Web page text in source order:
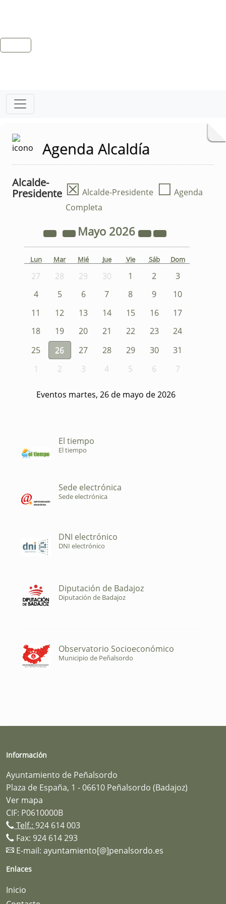
Agenda Alcaldía
Alcalde-
Presidente ☒ Alcalde-Presidente ☐ Agenda
Completa
Mayo 2026
Lun Mar Mié Jue Vie Sáb Dom
27 28 29 30 1 2
3
4
5 6 7 8 9
10
11
12 13 14 15 16
17
18
19 20 21 22 23
24
25
26 27 28 29 30
31
1
2 3 4 5 6 7
Eventos martes, 26 de mayo de 2026
El tiempo
El tiempo
Sede electrónica
Sede electrónica
DNI electrónico
DNI electrónico
Diputación de Badajoz
Diputación de Badajoz
Observatorio Socioeconómico
Municipio de Peñalsordo
Información
Ayuntamiento de Peñalsordo
Plaza de España, 1 - 06610 Peñalsordo (Badajoz)
Ver mapa
CIF: P0610000B
Telf.: 924 614 003
Fax: 924 614 293
E-mail: ayuntamiento[@]penalsordo.es
Enlaces
Inicio